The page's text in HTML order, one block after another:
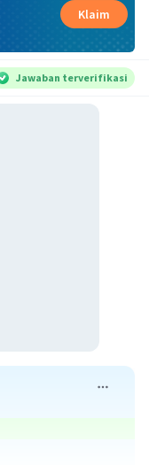
Klaim
Jawaban terverifikasi